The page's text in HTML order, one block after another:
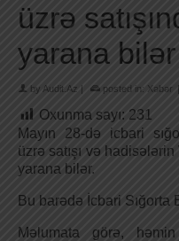
üzrə
yarana bilər
by Audit.Az | posted in: Xəbər |
Oxunma sayı: 231
Mayın 28-də icbari
üzrə satışı və
yarana bilər.
Bu barədə İcbari
Məlumata görə,